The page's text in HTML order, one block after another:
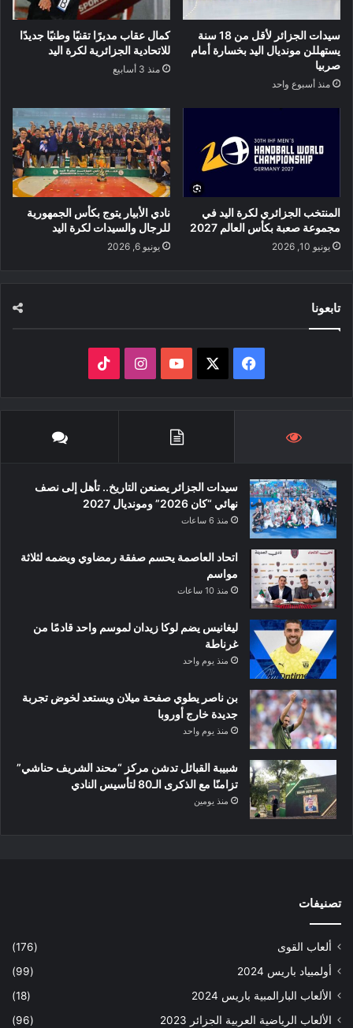
سيدات الجزائر لأقل من 18 سنة
يستهللن مونديال اليد بخسارة أمام
صربيا
منذ أسبوع واحد
كمال عقاب مديرًا تقنيًا وطنيًا جديدًا
للاتحادية الجزائرية لكرة اليد
منذ 3 أسابيع
المنتخب الجزائري لكرة اليد في
مجموعة صعبة بكأس العالم 2027
يونيو 10, 2026
نادي الأبيار يتوج بكأس الجمهورية
للرجال والسيدات لكرة اليد
يونيو 6, 2026
تابعونا
فيسبوك ‫YouTubeانستقرام
سيدات الجزائر يصنعن التاريخ.. تأهل إلى نصف
نهائي “كان 2026” ومونديال 2027
منذ 6 ساعات
اتحاد العاصمة يحسم صفقة رمضاوي ويضمه لثلاثة
مواسم
منذ 10 ساعات
ليغانيس يضم لوكا زيدان لموسم واحد قادمًا من
غرناطة
منذ يوم واحد
بن ناصر يطوي صفحة ميلان ويستعد لخوض تجربة
جديدة خارج أوروبا
منذ يوم واحد
شبيبة القبائل تدشن مركز “محند الشريف حناشي”
تزامنًا مع الذكرى الـ80 لتأسيس النادي
منذ يومين
تصنيفات
ألعاب القوى
(176)
أولمبياد باريس 2024
(99)
الألعاب البارالمبية باريس 2024
(18)
الألعاب الرياضية العربية الجزائر 2023
(96)